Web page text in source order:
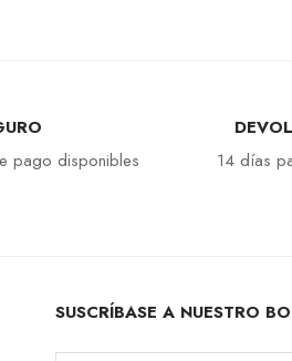
pago disponibles
14 días
SUSCRÍBASE A NUESTRO